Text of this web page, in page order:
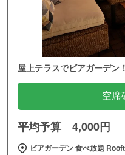
屋上テラスでビアガーデン
空席
平均予算 4,000円
ビアガーデン 食べ放題